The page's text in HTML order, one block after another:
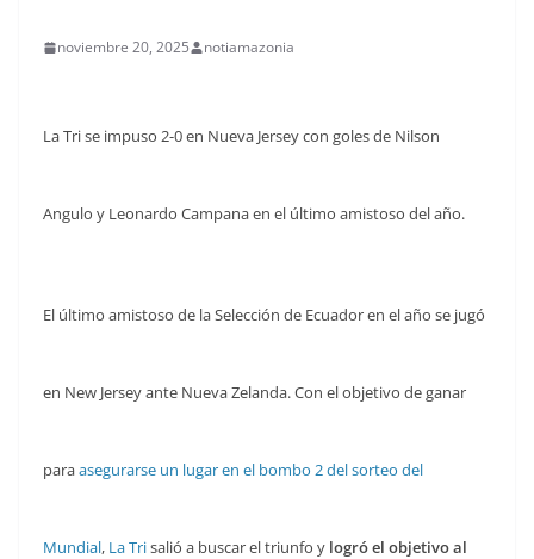
noviembre 20, 2025 notiamazonia
La Tri se impuso 2-0 en Nueva Jersey con goles de Nilson
Angulo y Leonardo Campana en el último amistoso del año.
El último amistoso de la Selección de Ecuador en el año se jugó
en New Jersey ante Nueva Zelanda. Con el objetivo de ganar
paraasegurarse un lugar en el bombo 2 del sorteo del
Mundial, La Trisalió a buscar el triunfo y logró el objetivo al